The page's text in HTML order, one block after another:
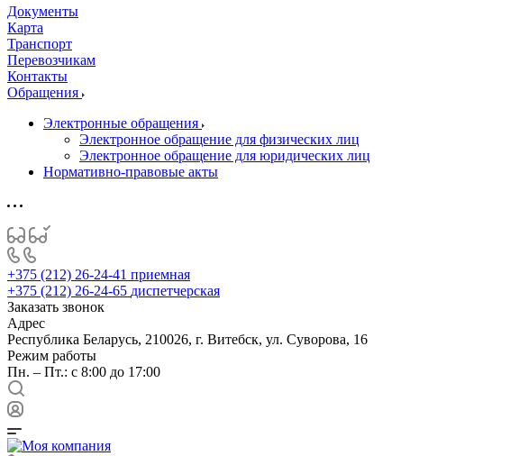
Документы
Карта
Транспорт
Перевозчикам
Контакты
Обращения
Электронные обращения
Электронное обращение для физических лиц
Электронное обращение для юридических лиц
Нормативно-правовые акты
+375 (212) 26-24-41 приемная
+375 (212) 26-24-65 диспетчерская
Заказать звонок
Адрес
Республика Беларусь, 210026, г. Витебск, ул. Суворова, 16
Режим работы
Пн. – Пт.: с 8:00 до 17:00